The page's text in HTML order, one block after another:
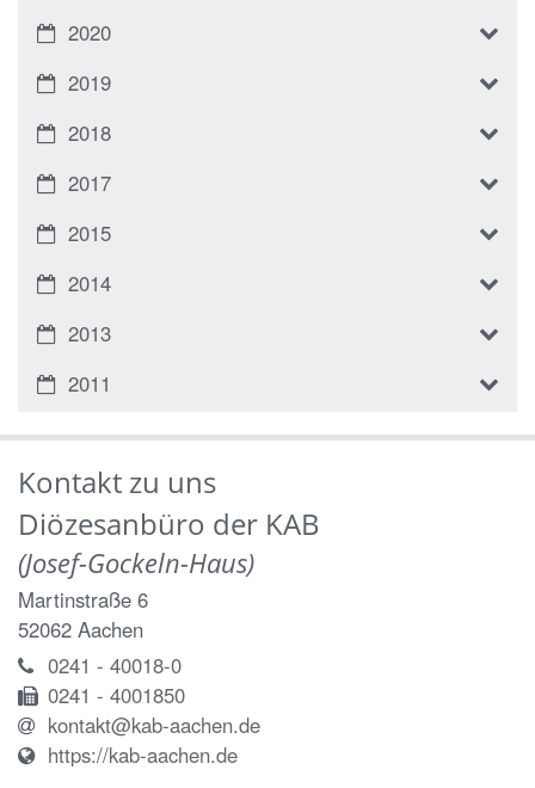
2020
2019
2018
2017
2015
2014
2013
2011
Kontakt zu uns
Diözesanbüro der KAB
(Josef-Gockeln-Haus)
Martinstraße 6
52062 Aachen
0241 - 40018-0
0241 - 4001850
kontakt@kab-aachen.de
https://kab-aachen.de